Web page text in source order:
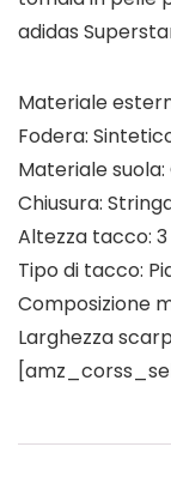
adidas
Materiale
Fodera:
Materiale
Chiusura:
Altezza tacco:
Tipo di tacco:
Composizione
Larghezza